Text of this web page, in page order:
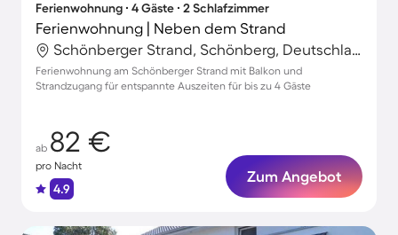
Ferienwohnung ∙ 4 Gäste ∙ 2 Schlafzimmer
Ferienwohnung | Neben dem Strand
Schönberger Strand, Schönberg, Deutschland
Ferienwohnung am Schönberger Strand mit Balkon und
Strandzugang für entspannte Auszeiten für bis zu 4 Gäste
ab 82 €
pro Nacht
4.9
Zum Angebot